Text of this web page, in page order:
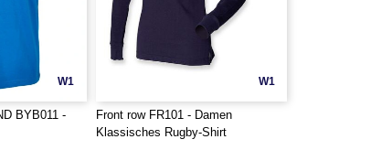
W1
BYB011 -
W1
Front row FR101 - Damen
Klassisches Rugby-Shirt